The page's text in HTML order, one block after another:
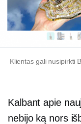
Klientas gali nusipirkti
Kalbant apie
nebijo ką nors